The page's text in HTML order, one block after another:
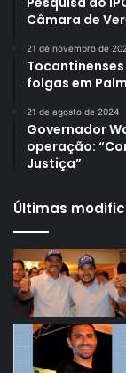
Câmara de
21 de novembro de
folgas em
21 de agosto de 2024
Governador
operação:
Justiça”
Últimas